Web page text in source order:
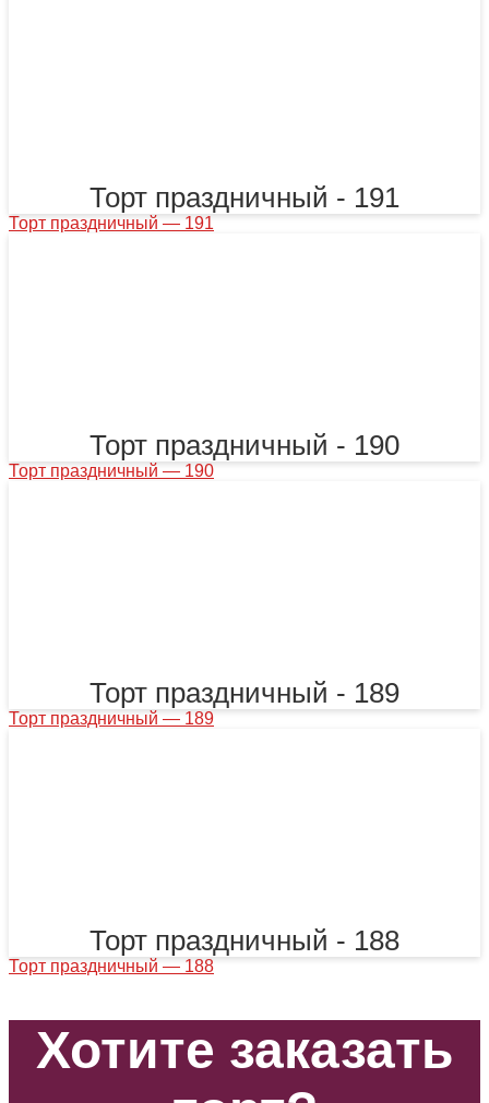
Торт праздничный - 191
Торт праздничный — 191
Торт праздничный - 190
Торт праздничный — 190
Торт праздничный - 189
Торт праздничный — 189
Торт праздничный - 188
Торт праздничный — 188
Хотите заказать